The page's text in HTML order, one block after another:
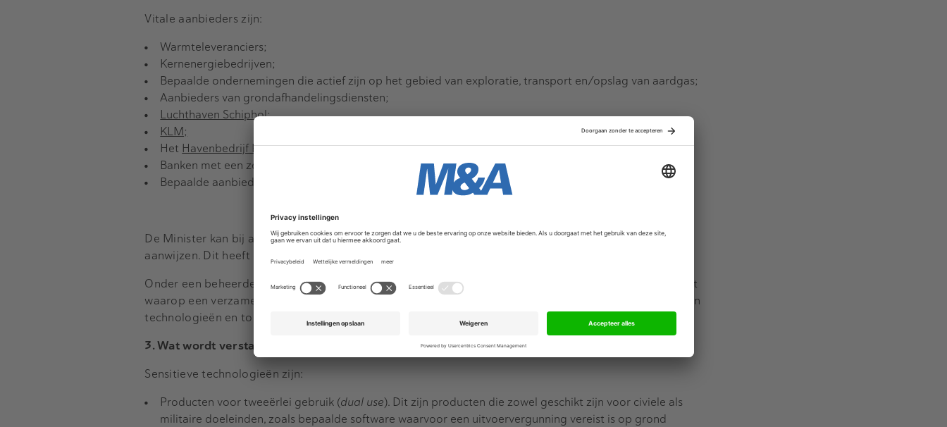
Vitale aanbieders zijn:
Warmteleveranciers;
Kernenergiebedrijven;
Bepaalde ondernemingen die actief zijn op het gebied van exploratie, transport en/opslag van aardgas;
Aanbieders van grondafhandelingsdiensten;
Luchthaven Schiphol;
KLM;
Het Havenbedrijf Rotterdam;
Banken met een zetel in Nederland; en
Bepaalde aanbieders van infrastuur voor de financiële markten zoals handelsplatformen.
De Minister kan bij algemene maatregel van bestuur ook andere categorieën vitale aanbieders
aanwijzen. Dit heeft de Minister (nog) niet gedaan.
Onder een beheerder van een bedrijfscampus wordt verstaan een onderneming die een terrein beheert
waarop een verzameling van ondernemingen actief is en waar publiek-privaat wordt samengewerkt aan
technologieën en toepassingen die van economisch en strategisch belang zijn voor Nederland.
3. Wat wordt verstaan onder sensitieve technologieën?
Sensitieve technologieën zijn:
Producten voor tweeërlei gebruik (dual use). Dit zijn producten die zowel geschikt zijn voor civiele als
militaire doeleinden, zoals bepaalde software waarvoor een uitvoervergunning vereist is op grond